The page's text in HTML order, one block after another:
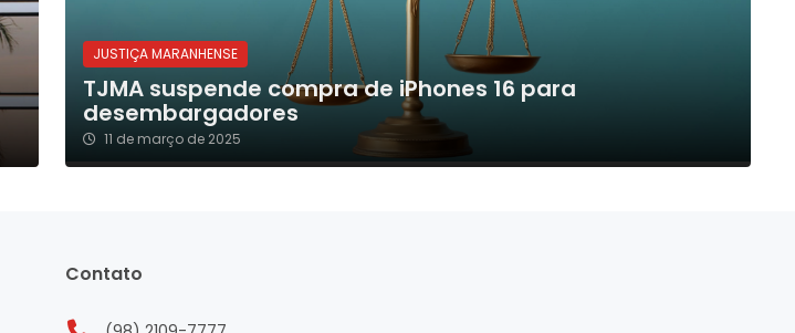
JUSTIÇA MARANHENSE
TJMA suspende compra de iPhones 16 para
desembargadores
11 de março de 2025
Contato